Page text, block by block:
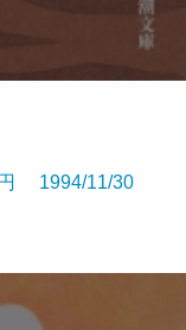
1994/11/30